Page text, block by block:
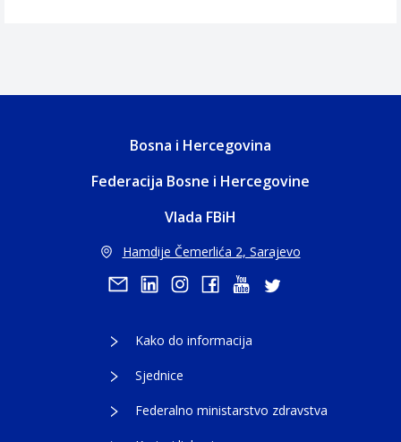
Bosna i Hercegovina
Federacija Bosne i Hercegovine
Vlada FBiH
Hamdije Čemerlića 2, Sarajevo
Kako do informacija
Sjednice
Federalno ministarstvo zdravstva